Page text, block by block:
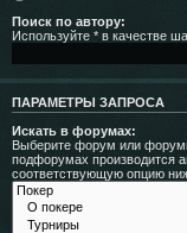
Поиск по автору:
Используйте * в качестве
ПАРАМЕТРЫ ЗАПРОСА
Искать в форумах:
Выберите форум или
подфорумах производится
соответствующую опцию